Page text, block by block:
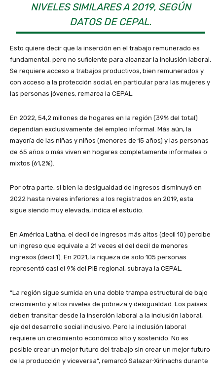
NIVELES SIMILARES A 2019, SEGÚN
DATOS DE CEPAL.
Esto quiere decir que la inserción en el trabajo remunerado es
fundamental, pero no suficiente para alcanzar la inclusión laboral.
Se requiere acceso a trabajos productivos, bien remunerados y
con acceso a la protección social, en particular para las mujeres y
las personas jóvenes, remarca la CEPAL.
En 2022, 54,2 millones de hogares en la región (39% del total)
dependían exclusivamente del empleo informal. Más aún, la
mayoría de las niñas y niños (menores de 15 años) y las personas
de 65 años o más viven en hogares completamente informales o
mixtos (61,2%).
Por otra parte, si bien la desigualdad de ingresos disminuyó en
2022 hasta niveles inferiores a los registrados en 2019, esta
sigue siendo muy elevada, indica el estudio.
En América Latina, el decil de ingresos más altos (decil 10) percibe
un ingreso que equivale a 21 veces el del decil de menores
ingresos (decil 1). En 2021, la riqueza de solo 105 personas
representó casi el 9% del PIB regional, subraya la CEPAL.
“La región sigue sumida en una doble trampa estructural de bajo
crecimiento y altos niveles de pobreza y desigualdad. Los países
deben transitar desde la inserción laboral a la inclusión laboral,
eje del desarrollo social inclusivo. Pero la inclusión laboral
requiere un crecimiento económico alto y sostenido. No es
posible crear un mejor futuro del trabajo sin crear un mejor futuro
de la producción y viceversa”, remarcó Salazar-Xirinachs durante